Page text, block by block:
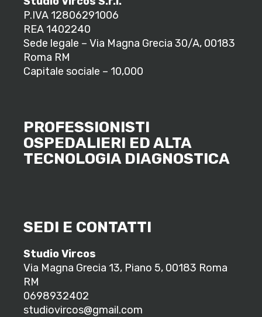
P.IVA 12806291006
REA 1402240
Sede legale – Via Magna Grecia 30/A, 00183
Roma RM
Capitale sociale – 10,000
PROFESSIONISTI
OSPEDALIERI ED ALTA
TECNOLOGIA DIAGNOSTICA
SEDI E CONTATTI
Studio Vircos
Via Magna Grecia 13, Piano 5, 00183 Roma
RM
0698932402
studiovircos@gmail.com